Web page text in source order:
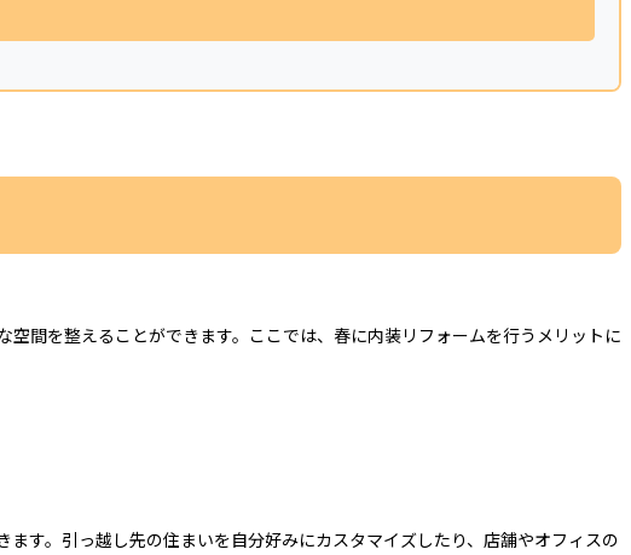
間を整えることができます。ここでは、春に内装リフォームを行うメリットに
す。引っ越し先の住まいを自分好みにカスタマイズしたり、店舗やオフィスの